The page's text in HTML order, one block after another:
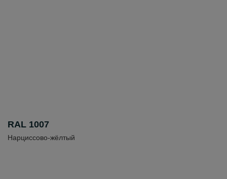
RAL 1007
Нарциссово-жёлтый